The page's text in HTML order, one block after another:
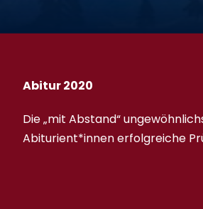
Abitur 2020
Die „mit Abstand“
Abiturient*innen erfolgreiche